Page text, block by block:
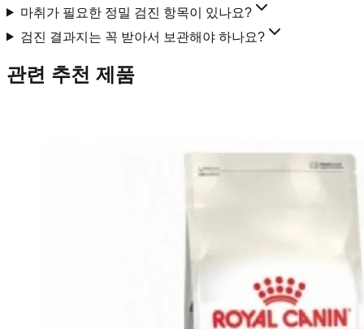
마취가 필요한 정밀 검진 항목이 있나요?
검진 결과지는 꼭 받아서 보관해야 하나요?
관련 추천 제품